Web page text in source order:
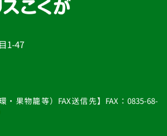
1-47
・果物籠等）FAX送信先】FAX：0835-68-